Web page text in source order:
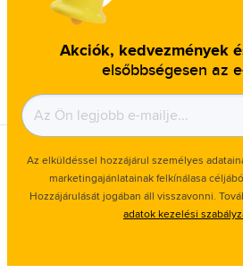
Akciók, kedvezmények
elsőbbségesen az
Az elküldéssel hozzájárul személyes
marketingajánlatainak felkínálasa
Hozzájárulását jogában áll visszavonni.
adatok kezelési